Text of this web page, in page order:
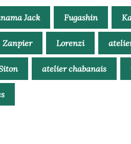
Jack Fugashin
Zanpier Lorenzi
atelier chabanais